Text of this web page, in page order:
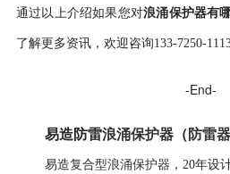
通过以上介绍如果您对浪涌保护器有
了解更多资讯，欢迎咨询133-7250-
-End-
易造防雷浪涌保护器（防雷器
易造复合型浪涌保护器 ， 20年设